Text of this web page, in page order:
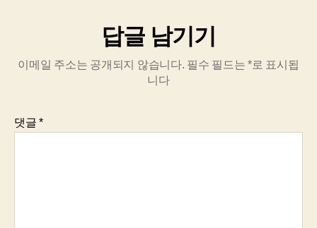
답글 남기기
이메일 주소는 공개되지 않습니다. 필수 필드는*로 표시됩
니다
댓글*